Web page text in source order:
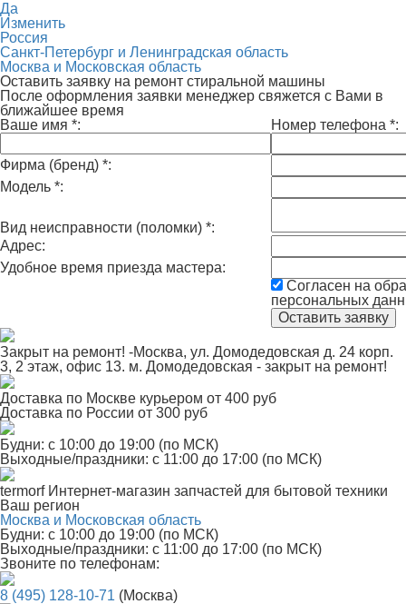
Да
Изменить
Россия
Санкт-Петербург и Ленинградская область
Москва и Московская область
Оставить заявку на ремонт стиральной машины
После оформления заявки менеджер свяжется с Вами в
ближайшее время
Ваше имя *: Номер телефона *:
Фирма (бренд) *:
Модель *:
Вид неисправности (поломки) *:
Адрес:
Удобное время приезда мастера:
Согласен на
персональных
Закрыт на ремонт! -Москва, ул. Домодедовская д. 24 корп.
3, 2 этаж, офис 13. м. Домодедовская - закрыт на ремонт!
Доставка по Москве курьером от 400 руб
Доставка по России от 300 руб
Будни: с 10:00 до 19:00 (по МСК)
Выходные/праздники: с 11:00 до 17:00 (по МСК)
termorf Интернет-магазин запчастей для бытовой техники
Ваш регион
Москва и Московская область
Будни: с 10:00 до 19:00 (по МСК)
Выходные/праздники: с 11:00 до 17:00 (по МСК)
Звоните по телефонам:
8 (495) 128-10-71 (Москва)